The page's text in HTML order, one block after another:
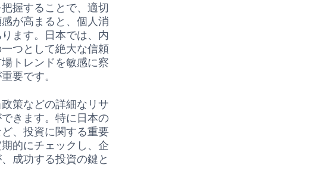
握することで、適切
が高まると、個人消
ます。日本では、内
つとして絶大な信頼
トレンドを敏感に察
要です。
策などの詳細なリサ
きます。特に日本の
、投資に関する重要
的にチェックし、企
成功する投資の鍵と